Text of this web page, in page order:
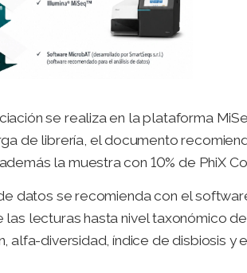
se realiza en la plataforma
de librería, el documento
la muestra con 10% de PhiX
datos se recomienda con el
las lecturas hasta nivel taxonómico
alfa-diversidad, índice de disbiosis y